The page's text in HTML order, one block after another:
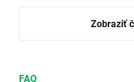
Zobraziť
FAQ